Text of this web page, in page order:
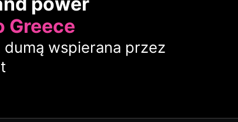
Greece
dumą wspierana przez